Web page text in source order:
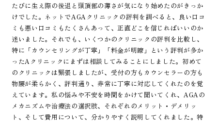
たびに生え際の後退と頭頂部の薄さが気になり始めたのがきっか
けでした。ネットでAGAクリニックの評判を調べると、良い口コ
ミも悪い口コミもたくさんあって、正直どこを信じればいいのか
迷いました。それでも、いくつかのクリニックの評判を比較し、
特に「カウンセリングが丁寧」「料金が明瞭」という評判が多か
ったAクリニックにまずは相談してみることにしました。初めて
のクリニックは緊張しましたが、受付の方もカウンセラーの方も
物腰が柔らかく、評判通り、非常に丁寧に対応してくれたのを覚
えています。私の悩みや不安を時間をかけて聞いてくれ、AGAの
メカニズムや治療法の選択肢、それぞれのメリット・デメリッ
ト、そして費用について、分かりやすく説明してくれました。特